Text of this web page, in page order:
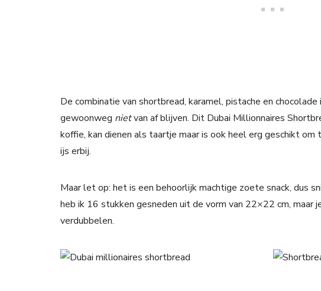
De combinatie van shortbread, karamel, pistache en
gewoonweg nietvan af blijven. Dit Dubai Millionnaires
koffie, kan dienen als taartje maar is ook heel erg geschikt
ijs erbij.
Maar let op: het is een behoorlijk machtige zoete snack, dus
heb ik 16 stukken gesneden uit de vorm van 22×22 cm, maar
verdubbelen.